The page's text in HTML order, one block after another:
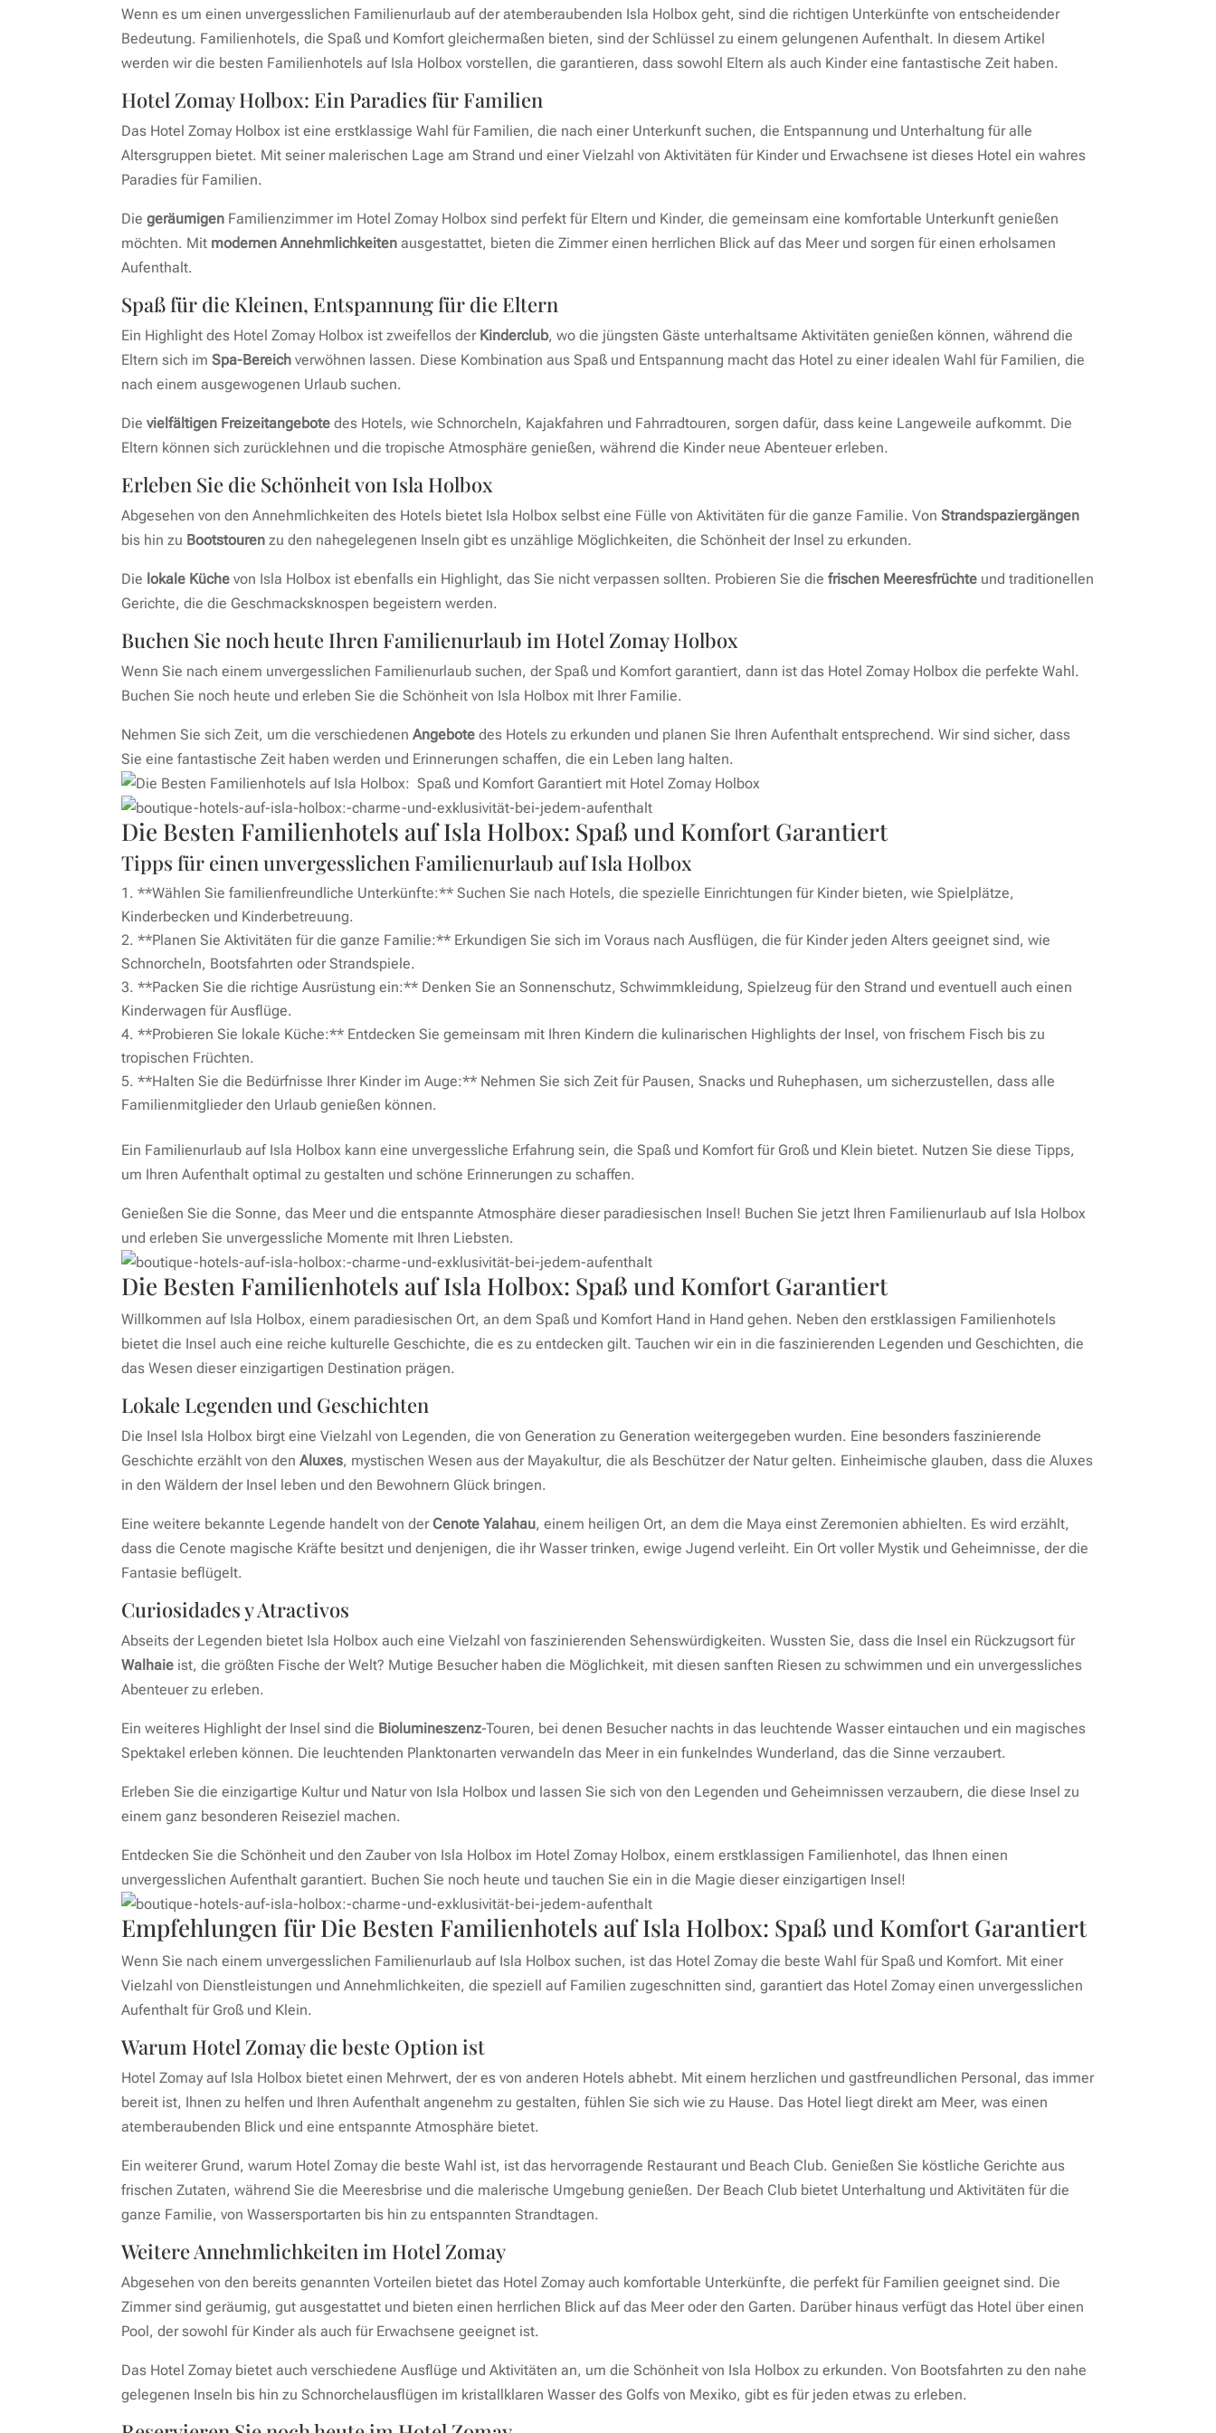
Wenn es um einen unvergesslichen Familienurlaub auf der atemberaubenden Isla Holbox geht, sind die richtigen Unterkünfte von entscheidender
Bedeutung. Familienhotels, die Spaß und Komfort gleichermaßen bieten, sind der Schlüssel zu einem gelungenen Aufenthalt. In diesem Artikel
werden wir die besten Familienhotels auf Isla Holbox vorstellen, die garantieren, dass sowohl Eltern als auch Kinder eine fantastische Zeit haben.
Hotel Zomay Holbox: Ein Paradies für Familien
Das Hotel Zomay Holbox ist eine erstklassige Wahl für Familien, die nach einer Unterkunft suchen, die Entspannung und Unterhaltung für alle
Altersgruppen bietet. Mit seiner malerischen Lage am Strand und einer Vielzahl von Aktivitäten für Kinder und Erwachsene ist dieses Hotel ein wahres
Paradies für Familien.
Diegeräumigen Familienzimmer im Hotel Zomay Holbox sind perfekt für Eltern und Kinder, die gemeinsam eine komfortable Unterkunft genießen
möchten. Mit modernen Annehmlichkeiten ausgestattet, bieten die Zimmer einen herrlichen Blick auf das Meer und sorgen für einen erholsamen
Aufenthalt.
Spaß für die Kleinen, Entspannung für die Eltern
Ein Highlight des Hotel Zomay Holbox ist zweifellos der Kinderclub, wo die jüngsten Gäste unterhaltsame Aktivitäten genießen können, während die
Eltern sich imSpa-Bereich verwöhnen lassen. Diese Kombination aus Spaß und Entspannung macht das Hotel zu einer idealen Wahl für Familien, die
nach einem ausgewogenen Urlaub suchen.
Dievielfältigen Freizeitangebote des Hotels, wie Schnorcheln, Kajakfahren und Fahrradtouren, sorgen dafür, dass keine Langeweile aufkommt. Die
Eltern können sich zurücklehnen und die tropische Atmosphäre genießen, während die Kinder neue Abenteuer erleben.
Erleben Sie die Schönheit von Isla Holbox
Abgesehen von den Annehmlichkeiten des Hotels bietet Isla Holbox selbst eine Fülle von Aktivitäten für die ganze Familie. VonStrandspaziergängen
bis hin zu Bootstouren zu den nahegelegenen Inseln gibt es unzählige Möglichkeiten, die Schönheit der Insel zu erkunden.
Die lokale Küche von Isla Holbox ist ebenfalls ein Highlight, das Sie nicht verpassen sollten. Probieren Sie diefrischen Meeresfrüchte und traditionellen
Gerichte, die die Geschmacksknospen begeistern werden.
Buchen Sie noch heute Ihren Familienurlaub im Hotel Zomay Holbox
Wenn Sie nach einem unvergesslichen Familienurlaub suchen, der Spaß und Komfort garantiert, dann ist das Hotel Zomay Holbox die perfekte Wahl.
Buchen Sie noch heute und erleben Sie die Schönheit von Isla Holbox mit Ihrer Familie.
Nehmen Sie sich Zeit, um die verschiedenenAngebote des Hotels zu erkunden und planen Sie Ihren Aufenthalt entsprechend. Wir sind sicher, dass
Sie eine fantastische Zeit haben werden und Erinnerungen schaffen, die ein Leben lang halten.
Die Besten Familienhotels auf Isla Holbox: Spaß und Komfort Garantiert
Tipps für einen unvergesslichen Familienurlaub auf Isla Holbox
**Wählen Sie familienfreundliche Unterkünfte:** Suchen Sie nach Hotels, die spezielle Einrichtungen für Kinder bieten, wie Spielplätze,
Kinderbecken und Kinderbetreuung.
**Planen Sie Aktivitäten für die ganze Familie:** Erkundigen Sie sich im Voraus nach Ausflügen, die für Kinder jeden Alters geeignet sind, wie
Schnorcheln, Bootsfahrten oder Strandspiele.
**Packen Sie die richtige Ausrüstung ein:** Denken Sie an Sonnenschutz, Schwimmkleidung, Spielzeug für den Strand und eventuell auch einen
Kinderwagen für Ausflüge.
**Probieren Sie lokale Küche:** Entdecken Sie gemeinsam mit Ihren Kindern die kulinarischen Highlights der Insel, von frischem Fisch bis zu
tropischen Früchten.
**Halten Sie die Bedürfnisse Ihrer Kinder im Auge:** Nehmen Sie sich Zeit für Pausen, Snacks und Ruhephasen, um sicherzustellen, dass alle
Familienmitglieder den Urlaub genießen können.
Ein Familienurlaub auf Isla Holbox kann eine unvergessliche Erfahrung sein, die Spaß und Komfort für Groß und Klein bietet. Nutzen Sie diese Tipps,
um Ihren Aufenthalt optimal zu gestalten und schöne Erinnerungen zu schaffen.
Genießen Sie die Sonne, das Meer und die entspannte Atmosphäre dieser paradiesischen Insel! Buchen Sie jetzt Ihren Familienurlaub auf Isla Holbox
und erleben Sie unvergessliche Momente mit Ihren Liebsten.
Die Besten Familienhotels auf Isla Holbox: Spaß und Komfort Garantiert
Willkommen auf Isla Holbox, einem paradiesischen Ort, an dem Spaß und Komfort Hand in Hand gehen. Neben den erstklassigen Familienhotels
bietet die Insel auch eine reiche kulturelle Geschichte, die es zu entdecken gilt. Tauchen wir ein in die faszinierenden Legenden und Geschichten, die
das Wesen dieser einzigartigen Destination prägen.
Lokale Legenden und Geschichten
Die Insel Isla Holbox birgt eine Vielzahl von Legenden, die von Generation zu Generation weitergegeben wurden. Eine besonders faszinierende
Geschichte erzählt von denAluxes, mystischen Wesen aus der Mayakultur, die als Beschützer der Natur gelten. Einheimische glauben, dass die Aluxes
in den Wäldern der Insel leben und den Bewohnern Glück bringen.
Eine weitere bekannte Legende handelt von der Cenote Yalahau, einem heiligen Ort, an dem die Maya einst Zeremonien abhielten. Es wird erzählt,
dass die Cenote magische Kräfte besitzt und denjenigen, die ihr Wasser trinken, ewige Jugend verleiht. Ein Ort voller Mystik und Geheimnisse, der die
Fantasie beflügelt.
Curiosidades y Atractivos
Abseits der Legenden bietet Isla Holbox auch eine Vielzahl von faszinierenden Sehenswürdigkeiten. Wussten Sie, dass die Insel ein Rückzugsort für
Walhaie ist, die größten Fische der Welt? Mutige Besucher haben die Möglichkeit, mit diesen sanften Riesen zu schwimmen und ein unvergessliches
Abenteuer zu erleben.
Ein weiteres Highlight der Insel sind die Biolumineszenz-Touren, bei denen Besucher nachts in das leuchtende Wasser eintauchen und ein magisches
Spektakel erleben können. Die leuchtenden Planktonarten verwandeln das Meer in ein funkelndes Wunderland, das die Sinne verzaubert.
Erleben Sie die einzigartige Kultur und Natur von Isla Holbox und lassen Sie sich von den Legenden und Geheimnissen verzaubern, die diese Insel zu
einem ganz besonderen Reiseziel machen.
Entdecken Sie die Schönheit und den Zauber von Isla Holbox im Hotel Zomay Holbox, einem erstklassigen Familienhotel, das Ihnen einen
unvergesslichen Aufenthalt garantiert. Buchen Sie noch heute und tauchen Sie ein in die Magie dieser einzigartigen Insel!
Empfehlungen für Die Besten Familienhotels auf Isla Holbox: Spaß und Komfort Garantiert
Wenn Sie nach einem unvergesslichen Familienurlaub auf Isla Holbox suchen, ist das Hotel Zomay die beste Wahl für Spaß und Komfort. Mit einer
Vielzahl von Dienstleistungen und Annehmlichkeiten, die speziell auf Familien zugeschnitten sind, garantiert das Hotel Zomay einen unvergesslichen
Aufenthalt für Groß und Klein.
Warum Hotel Zomay die beste Option ist
Hotel Zomay auf Isla Holbox bietet einen Mehrwert, der es von anderen Hotels abhebt. Mit einem herzlichen und gastfreundlichen Personal, das immer
bereit ist, Ihnen zu helfen und Ihren Aufenthalt angenehm zu gestalten, fühlen Sie sich wie zu Hause. Das Hotel liegt direkt am Meer, was einen
atemberaubenden Blick und eine entspannte Atmosphäre bietet.
Ein weiterer Grund, warum Hotel Zomay die beste Wahl ist, ist das hervorragende Restaurant und Beach Club. Genießen Sie köstliche Gerichte aus
frischen Zutaten, während Sie die Meeresbrise und die malerische Umgebung genießen. Der Beach Club bietet Unterhaltung und Aktivitäten für die
ganze Familie, von Wassersportarten bis hin zu entspannten Strandtagen.
Weitere Annehmlichkeiten im Hotel Zomay
Abgesehen von den bereits genannten Vorteilen bietet das Hotel Zomay auch komfortable Unterkünfte, die perfekt für Familien geeignet sind. Die
Zimmer sind geräumig, gut ausgestattet und bieten einen herrlichen Blick auf das Meer oder den Garten. Darüber hinaus verfügt das Hotel über einen
Pool, der sowohl für Kinder als auch für Erwachsene geeignet ist.
Das Hotel Zomay bietet auch verschiedene Ausflüge und Aktivitäten an, um die Schönheit von Isla Holbox zu erkunden. Von Bootsfahrten zu den nahe
gelegenen Inseln bis hin zu Schnorchelausflügen im kristallklaren Wasser des Golfs von Mexiko, gibt es für jeden etwas zu erleben.